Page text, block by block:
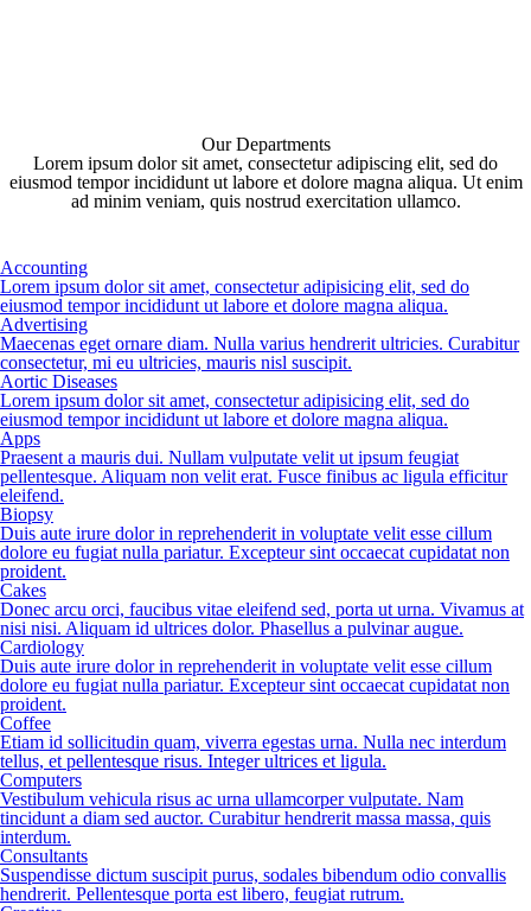
Our Departments
Lorem ipsum dolor sit amet, consectetur adipiscing elit, sed do
eiusmod tempor incididunt ut labore et dolore magna aliqua. Ut enim
ad minim veniam, quis nostrud exercitation ullamco.
Accounting
Lorem ipsum dolor sit amet, consectetur adipisicing elit, sed do
eiusmod tempor incididunt ut labore et dolore magna aliqua.
Advertising
Maecenas eget ornare diam. Nulla varius hendrerit ultricies. Curabitur
consectetur, mi eu ultricies, mauris nisl suscipit.
Aortic Diseases
Lorem ipsum dolor sit amet, consectetur adipisicing elit, sed do
eiusmod tempor incididunt ut labore et dolore magna aliqua.
Apps
Praesent a mauris dui. Nullam vulputate velit ut ipsum feugiat
pellentesque. Aliquam non velit erat. Fusce finibus ac ligula efficitur
eleifend.
Biopsy
Duis aute irure dolor in reprehenderit in voluptate velit esse cillum
dolore eu fugiat nulla pariatur. Excepteur sint occaecat cupidatat non
proident.
Cakes
Donec arcu orci, faucibus vitae eleifend sed, porta ut urna. Vivamus at
nisi nisi. Aliquam id ultrices dolor. Phasellus a pulvinar augue.
Cardiology
Duis aute irure dolor in reprehenderit in voluptate velit esse cillum
dolore eu fugiat nulla pariatur. Excepteur sint occaecat cupidatat non
proident.
Coffee
Etiam id sollicitudin quam, viverra egestas urna. Nulla nec interdum
tellus, et pellentesque risus. Integer ultrices et ligula.
Computers
Vestibulum vehicula risus ac urna ullamcorper vulputate. Nam
tincidunt a diam sed auctor. Curabitur hendrerit massa massa, quis
interdum.
Consultants
Suspendisse dictum suscipit purus, sodales bibendum odio convallis
hendrerit. Pellentesque porta est libero, feugiat rutrum.